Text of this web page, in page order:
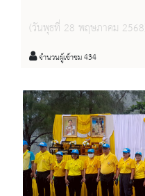
สมุดรัฐสภาอเมริกัน สถ
ประเทศไทย (Library
Representative
(วันพุธที่ 28 พฤษภาคม
จำนวนผู้เข้าชม 434